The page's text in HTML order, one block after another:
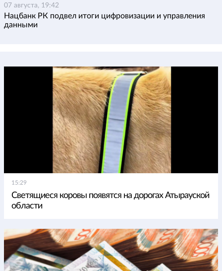
07 августа, 19:42
Нацбанк РК подвел итоги цифровизации и управления
данными
15:29
Светящиеся коровы появятся на дорогах Атырауской
области